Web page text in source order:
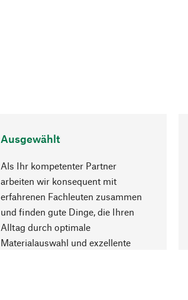
Ausgewählt
Als Ihr kompetenter Partner
arbeiten wir konsequent mit
erfahrenen Fachleuten zusammen
und finden gute Dinge, die Ihren
Alltag durch optimale
Materialauswahl und exzellente